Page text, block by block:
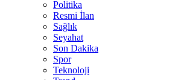
Politika
Resmi İlan
Sağlık
Seyahat
Son Dakika
Spor
Teknoloji